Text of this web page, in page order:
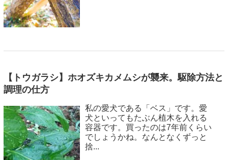
【トウガラシ】ホオズキカメムシが襲来。駆除方法と
調理の仕方
私の愛犬である「ベス」です。愛
犬といってもたぶん植木を入れる
容器です。買ったのは7年前くらい
でしょうかね。なんとなくずっと
捨...